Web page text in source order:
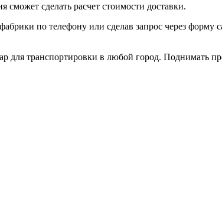
сможет сделать расчет стоимости доставки.
по телефону или сделав запрос через форму
для транспортировки в любой город.